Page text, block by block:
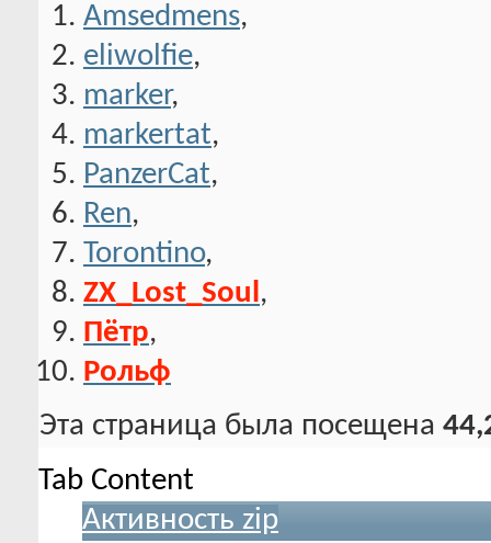
Amsedmens,
eliwolfie,
marker,
markertat,
PanzerCat,
Ren,
Torontino,
ZX_Lost_Soul,
Пётр,
Рольф
Эта страница была посещена
Tab Content
Активность zip